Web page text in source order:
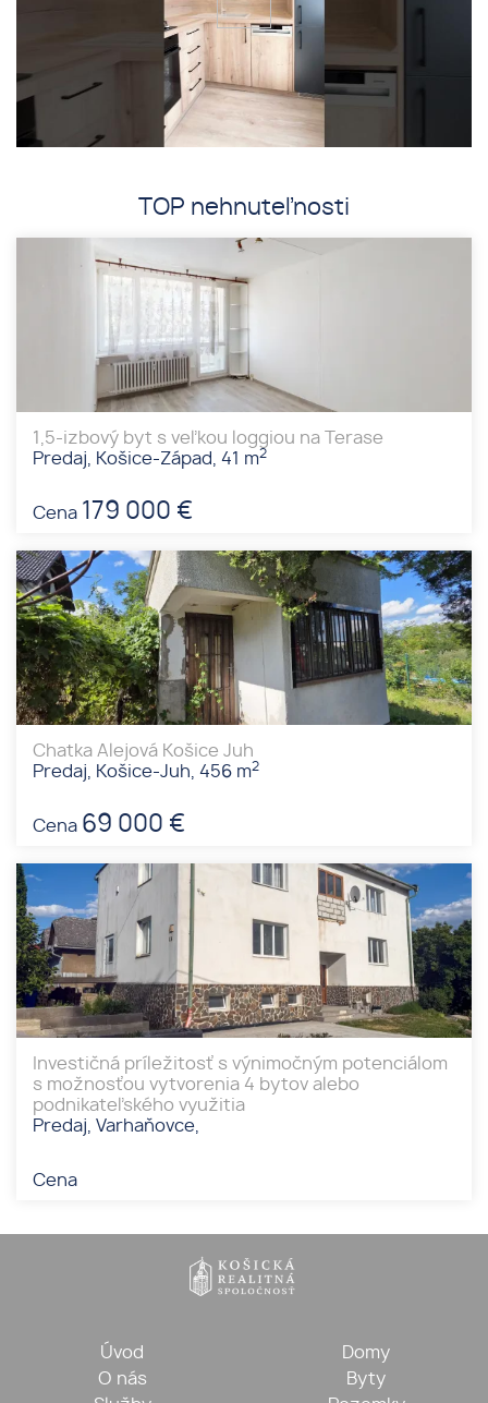
TOP nehnuteľnosti
1,5-izbový byt s veľkou loggiou na Terase
Predaj, Košice-Západ, 41 m2
Cena 179 000 €
Chatka Alejová Košice Juh
Predaj, Košice-Juh, 456 m2
Cena 69 000 €
Investičná príležitosť s výnimočným potenciálom
s možnosťou vytvorenia 4 bytov alebo
podnikateľského využitia
Predaj, Varhaňovce,
Cena
Úvod
O nás
Domy
Byty